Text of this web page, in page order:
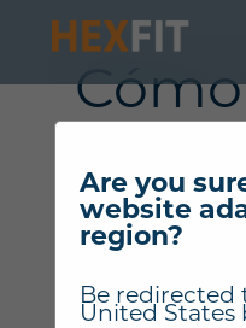
Are you
website
region?
Be redirected
United States